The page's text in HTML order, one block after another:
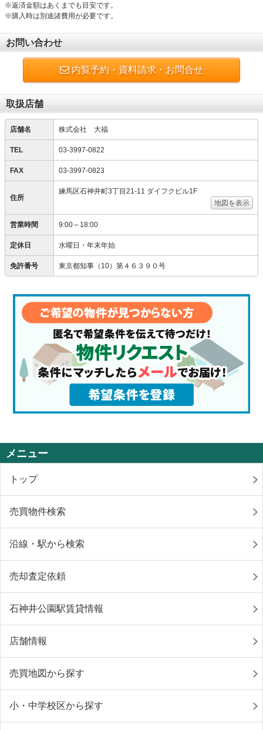
※返済金額はあくまでも目安です。
※購入時は別途諸費用が必要です。
お問い合わせ
内覧予約・資料請求・お問合せ
取扱店舗
店舗名 株式会社 大福
TEL 03-3997-0822
FAX 03-3997-0823
住所
練馬区石神井町3丁目21-11 ダイフクビル1F
地図を表示
営業時間 9:00～18:00
定休日 水曜日・年末年始
免許番号 東京都知事（10）第４６３９０号
メニュー
トップ
売買物件検索
沿線・駅から検索
売却査定依頼
石神井公園駅賃貸情報
店舗情報
売買地図から探す
小・中学校区から探す